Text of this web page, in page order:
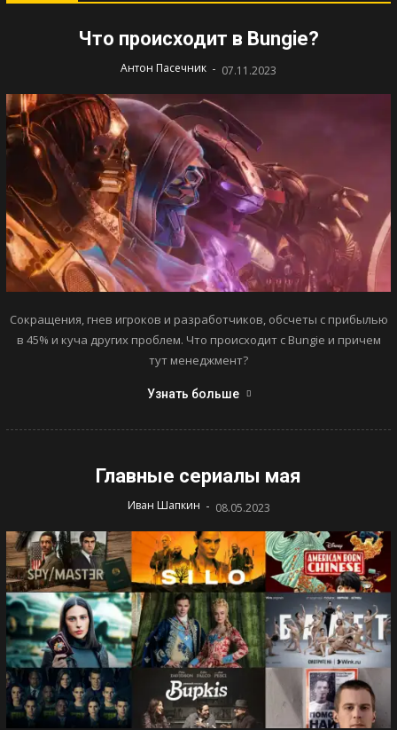
Что происходит в Bungie?
Антон Пасечник - 07.11.2023
Сокращения, гнев игроков и разработчиков, обсчеты с прибылью
в 45% и куча других проблем. Что происходит с Bungie и причем
тут менеджмент?
Узнать больше
Главные сериалы мая
Иван Шапкин - 08.05.2023